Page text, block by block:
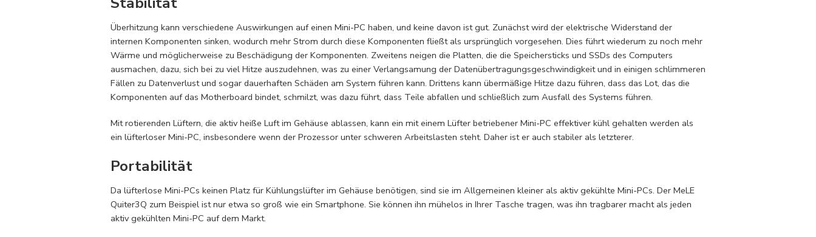
Überhitzung kann verschiedene Auswirkungen auf einen Mini-PC haben, und keine davon ist gut. Zunächst wird der elektrische Widerstand der
internen Komponenten sinken, wodurch mehr Strom durch diese Komponenten fließt als ursprünglich vorgesehen. Dies führt wiederum zu noch mehr
Wärme und möglicherweise zu Beschädigung der Komponenten. Zweitens neigen die Platten, die die Speichersticks und SSDs des Computers
ausmachen, dazu, sich bei zu viel Hitze auszudehnen, was zu einer Verlangsamung der Datenübertragungsgeschwindigkeit und in einigen schlimmeren
Fällen zu Datenverlust und sogar dauerhaften Schäden am System führen kann. Drittens kann übermäßige Hitze dazu führen, dass das Lot, das die
Komponenten auf das Motherboard bindet, schmilzt, was dazu führt, dass Teile abfallen und schließlich zum Ausfall des Systems führen.
Mit rotierenden Lüftern, die aktiv heiße Luft im Gehäuse ablassen, kann ein mit einem Lüfter betriebener Mini-PC effektiver kühl gehalten werden als
ein lüfterloser Mini-PC, insbesondere wenn der Prozessor unter schweren Arbeitslasten steht. Daher ist er auch stabiler als letzterer.
Portabilität
Da lüfterlose Mini-PCs keinen Platz für Kühlungslüfter im Gehäuse benötigen, sind sie im Allgemeinen kleiner als aktiv gekühlte Mini-PCs. Der MeLE
Quiter3Q zum Beispiel ist nur etwa so groß wie ein Smartphone. Sie können ihn mühelos in Ihrer Tasche tragen, was ihn tragbarer macht als jeden
aktiv gekühlten Mini-PC auf dem Markt.